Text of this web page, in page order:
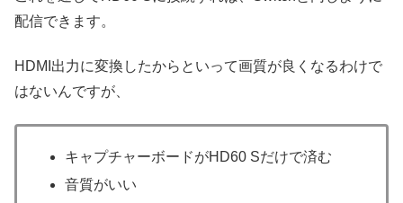
配信できます。
HDMI出力に変換したからといって画質が良くなるわけで
はないんですが、
キャプチャーボードがHD60 Sだけで済む
音質がいい